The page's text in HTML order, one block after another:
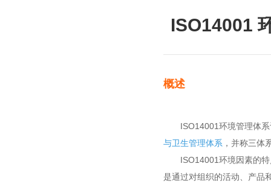
ISO14001
概述
ISO14001环境管理体系
与卫生管理体系 ，并称三体
ISO14001环境因素的特
是通过对组织的活动、产品